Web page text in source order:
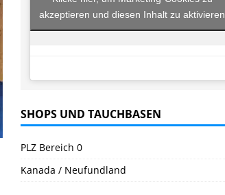
akzeptieren und diesen Inhalt zu aktivieren
SHOPS UND TAUCHBASEN
PLZ Bereich 0
Kanada / Neufundland